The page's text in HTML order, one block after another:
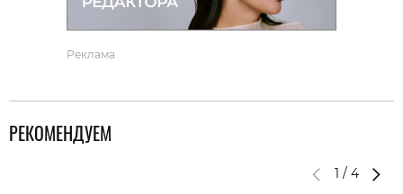
Реклама
РЕКОМЕНДУЕМ
1 / 4